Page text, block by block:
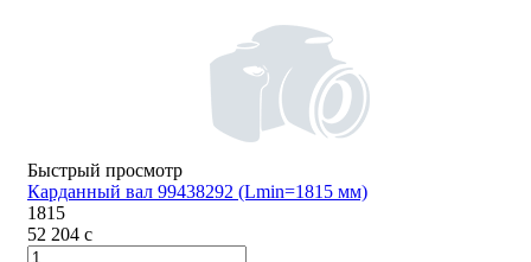
Быстрый просмотр
Карданный вал 99438292 (Lmin=1815 мм)
1815
52 204 c